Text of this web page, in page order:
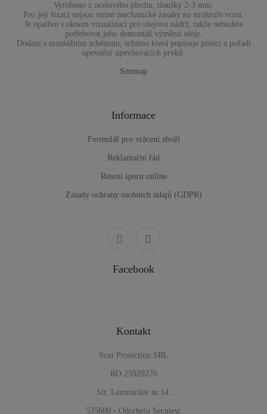
Vyrobeno z ocelového plechu, tloušky 2-3 mm.
Pro její fixaci nejsou nutné mechanické zásahy na struktuře vozu.
Je opatřen s oknem vizualizací pro olejovu nádrž, takže nebudete
potřebovat jeho demontáž výměnit oleje.
Dodaní s montážním schématu, schéma která popisuje pozici a pořadí
upevnění upevňovacích prvků.
Sitemap
Informace
Formulář pro vrácení zboží
Reklamační řád
Resení sporu online
Zásady ochrany osobních údajů (GDPR)
Facebook
Kontakt
Scut Protection SRL
RO 25929276
Str. Lemnarilor nr.14.
535600 - Odorheiu Secuiesc